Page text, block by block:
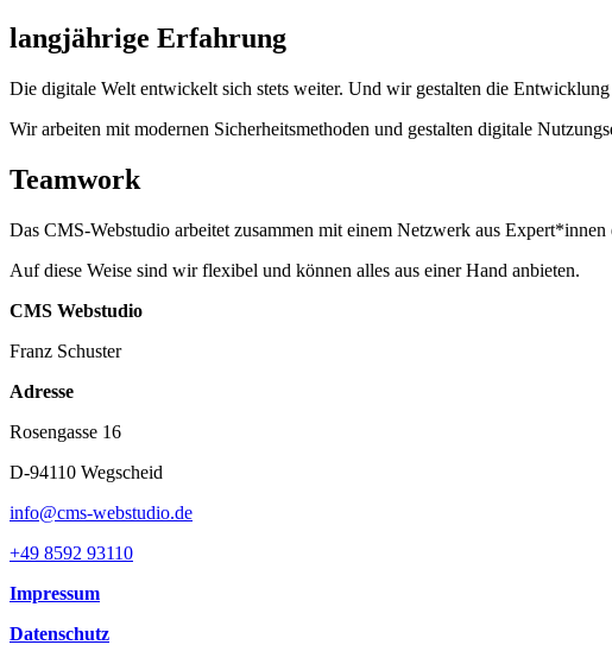
langjährige Erfahrung
Die digitale Welt entwickelt sich stets weiter. Und wir gestalten die
Wir arbeiten mit modernen Sicherheitsmethoden und gestalten digitale
Teamwork
Das CMS-Webstudio arbeitet zusammen mit einem Netzwerk aus Expert*innen
Auf diese Weise sind wir flexibel und können alles aus einer Hand anbieten.
CMS Webstudio
Franz Schuster
Adresse
Rosengasse 16
D-94110 Wegscheid
info@cms-webstudio.de
+49 8592 93110
Impressum
Datenschutz